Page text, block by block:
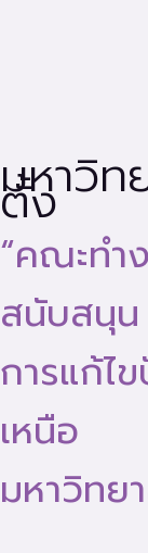
มหาวิท
ตั้ง
“คณะทำ
สนับสนุน
การแก้ไ
เหนือ
มหาวิทย